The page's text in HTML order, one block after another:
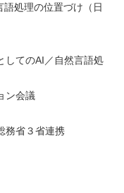
処理の位置づけ（日
てのAI／自然言語処
会議
省３省連携